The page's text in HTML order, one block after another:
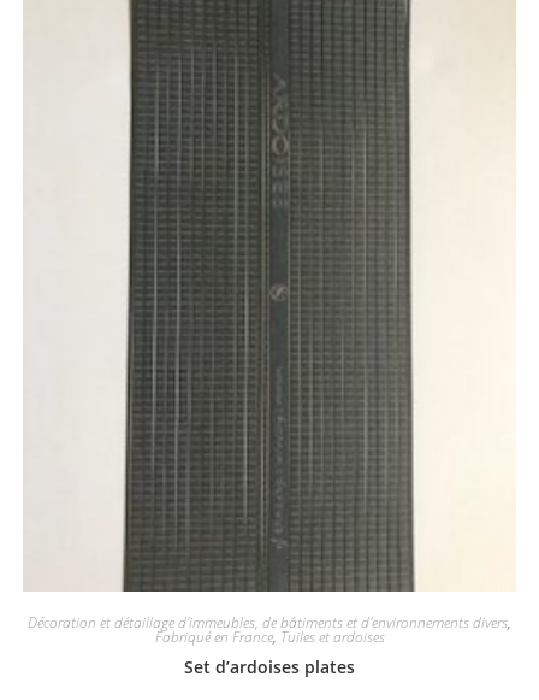
Décoration et détaillage d'immeubles, de bâtiments et d'environnements divers,
Fabriqué en France, Tuiles et ardoises
Set d’ardoises plates